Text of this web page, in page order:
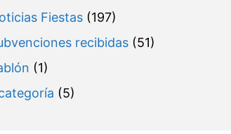
Fiestas(197)
recibidas(51)
(1)
(5)